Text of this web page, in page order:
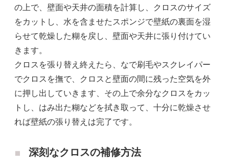
の上で、壁面や天井の面積を計算し、クロスのサイズ
をカットし、水を含ませたスポンジで壁紙の裏面を湿
らせて乾燥した糊を戻し、壁面や天井に張り付けてい
きます。
クロスを張り替え終えたら、なで刷毛やスクレイパー
でクロスを撫で、クロスと壁面の間に残った空気を外
に押し出していきます、その上で余分なクロスをカッ
トし、はみ出た糊などを拭き取って、十分に乾燥させ
れば壁紙の張り替えは完了です。
深刻なクロスの補修方法